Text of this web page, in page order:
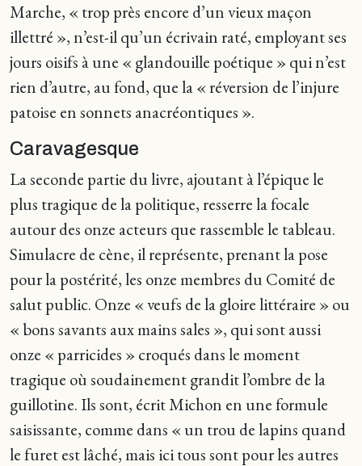
Marche, « trop près encore d’un vieux maçon
illettré », n’est-il qu’un écrivain raté, employant ses
jours oisifs à une « glandouille poétique » qui n’est
rien d’autre, au fond, que la « réversion de l’injure
patoise en sonnets anacréontiques ».
Caravagesque
La seconde partie du livre, ajoutant à l’épique le
plus tragique de la politique, resserre la focale
autour des onze acteurs que rassemble le tableau.
Simulacre de cène, il représente, prenant la pose
pour la postérité, les onze membres du Comité de
salut public. Onze « veufs de la gloire littéraire » ou
« bons savants aux mains sales », qui sont aussi
onze « parricides » croqués dans le moment
tragique où soudainement grandit l’ombre de la
guillotine. Ils sont, écrit Michon en une formule
saisissante, comme dans « un trou de lapins quand
le furet est lâché, mais ici tous sont pour les autres